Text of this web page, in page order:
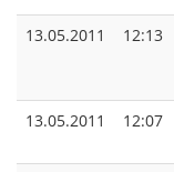
13.05.2011
12:13
13.05.2011
12:07